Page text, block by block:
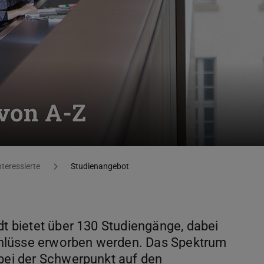
A-Z
Studienangebot
bietet über 130 Studiengänge, dabei
erworben werden. Das Spektrum
der Schwerpunkt auf den